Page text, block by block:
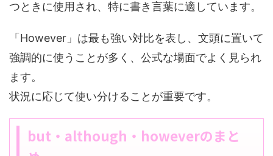
つときに使用され、特に書き言葉に適しています。
「However」は最も強い対比を表し、文頭に置いて
強調的に使うことが多く、公式な場面でよく見られ
ます。
状況に応じて使い分けることが重要です。
but・although・howeverのまと